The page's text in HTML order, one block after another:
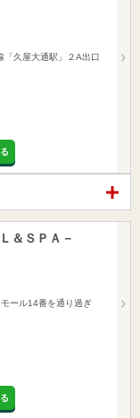
「久屋大通駅」２A出口
＆ＳＰＡ－
ール14番を通り過ぎ